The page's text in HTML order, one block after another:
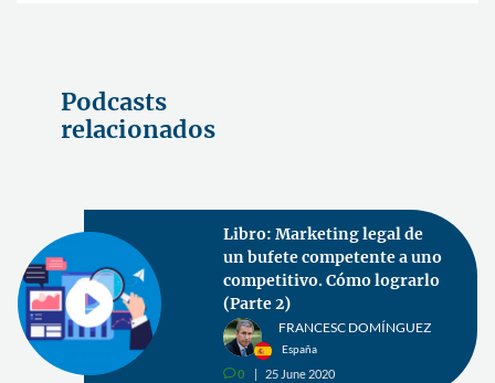
Podcasts
relacionados
Libro: Marketing legal de
un bufete competente a uno
competitivo. Cómo lograrlo
(Parte 2)
FRANCESC DOMÍNGUEZ
España
v0 25 June 2020